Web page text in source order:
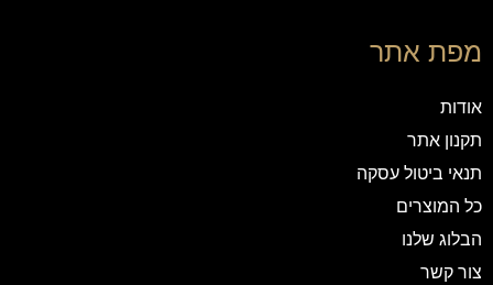
מפת אתר
אודות
תקנון אתר
תנאי ביטול עסקה
כל המוצרים
הבלוג שלנו
צור קשר